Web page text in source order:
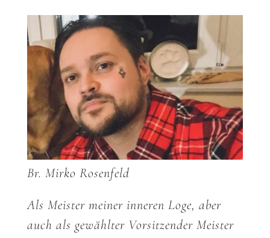
Br. Mirko Rosenfeld
Als Meister meiner inneren Loge, aber
auch als gewählter Vorsitzender Meister